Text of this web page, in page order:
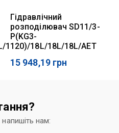
18L/AET
Гідравлічний
розподілювач SD11/3-
P(KG3-
120)/18L/18L/18L/AET
15 948,19 грн
нам: